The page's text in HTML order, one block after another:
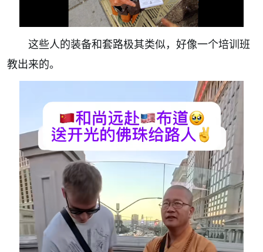
这些人的装备和套路极其类似，好像一个培训班
教出来的。